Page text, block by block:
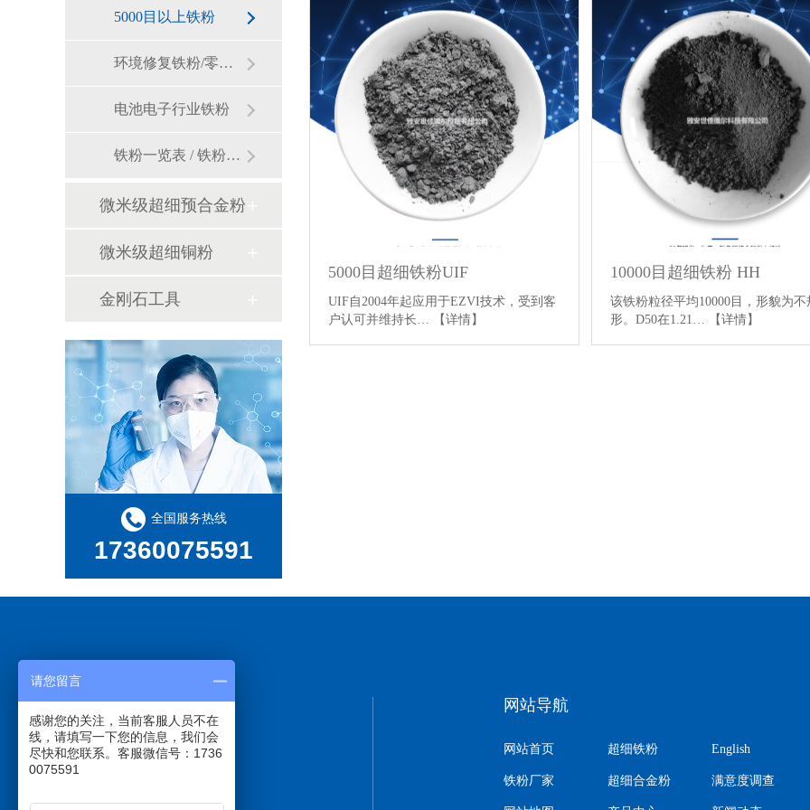
5000目以上铁粉
环境修复铁粉/零价铁
电池电子行业铁粉
铁粉一览表 / 铁粉价格
微米级超细预合金粉
微米级超细铜粉
金刚石工具
全国服务热线
17360075591
5000目超细铁粉UIF
UIF自2004年起应用于EZVI技术，受到客
户认可并维持长…
【详情】
10000目超细铁粉 HH
该铁粉粒径平均10000目，形貌为不
形。D50在1.21…
【详情】
网站导航
网站首页 超细铁粉 English
铁粉厂家 超细合金粉 满意度调查
请您留言
感谢您的关注，当前客服人员不在
线，请填写一下您的信息，我们会
尽快和您联系。客服微信号：1736
0075591